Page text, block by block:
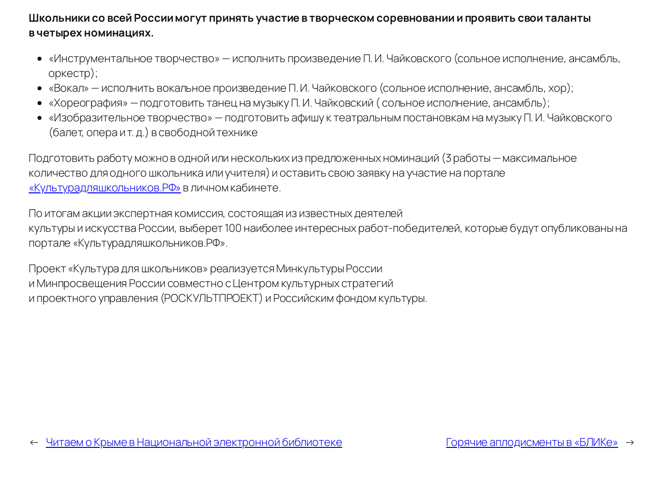
Школьники со всей России могут принять участие в творческом соревновании и проявить свои таланты
в четырех номинациях.
«Инструментальное творчество» — исполнить произведение П. И. Чайковского (сольное исполнение, ансамбль,
оркестр);
«Вокал» — исполнить вокальное произведение П. И. Чайковского (сольное исполнение, ансамбль, хор);
«Хореография» — подготовить танец на музыку П. И. Чайковский ( сольное исполнение, ансамбль);
«Изобразительное творчество» — подготовить афишу к театральным постановкам на музыку П. И. Чайковского
(балет, опера и т. д.) в свободной технике
Подготовить работу можно в одной или нескольких из предложенных номинаций (3 работы — максимальное
количество для одного школьника или учителя) и оставить свою заявку на участие на портале
«Культурадляшкольников.РФ» в личном кабинете.
По итогам акции экспертная комиссия, состоящая из известных деятелей
культуры и искусства России, выберет 100 наиболее интересных работ-победителей, которые будут опубликованы на
портале «Культурадляшкольников.РФ».
Проект «Культура для школьников» реализуется Минкультуры России
и Минпросвещения России совместно с Центром культурных стратегий
и проектного управления (РОСКУЛЬТПРОЕКТ) и Российским фондом культуры.
← Читаем о Крыме в Национальной электронной библиотеке Горячие аплодисменты в «БЛИКе» →